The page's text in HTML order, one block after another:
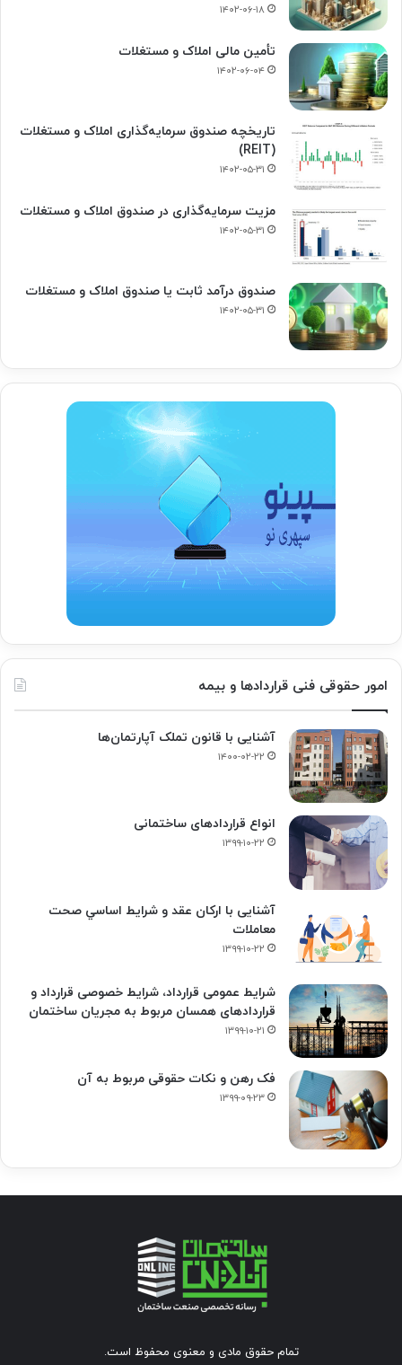
۱۴۰۲-۰۶-۱۸
تأمین مالی املاک و مستغلات
۱۴۰۲-۰۶-۰۴
تاریخچه صندوق سرمایه‌گذاری املاک و مستغلات
(REIT)
۱۴۰۲-۰۵-۳۱
مزیت سرمایه‌گذاری در صندوق املاک و مستغلات
۱۴۰۲-۰۵-۳۱
صندوق درآمد ثابت یا صندوق املاک و مستغلات
۱۴۰۲-۰۵-۳۱
امور حقوقی فنی قراردادها و بیمه
آشنایی با قانون تملک آپارتمان‌ها
۱۴۰۰-۰۲-۲۲
انواع قراردادهای ساختمانی
۱۳۹۹-۱۰-۲۲
آشنایی با ارکان عقد و شرايط اساسي صحت
معاملات
۱۳۹۹-۱۰-۲۲
شرایط عمومی قرارداد، شرایط خصوصی قرارداد و
قراردادهای همسان مربوط به مجریان ساختمان
۱۳۹۹-۱۰-۲۱
فک‌ رهن و نکات حقوقی مربوط به آن
۱۳۹۹-۰۹-۲۳
تمام حقوق مادی و معنوی محفوظ است.